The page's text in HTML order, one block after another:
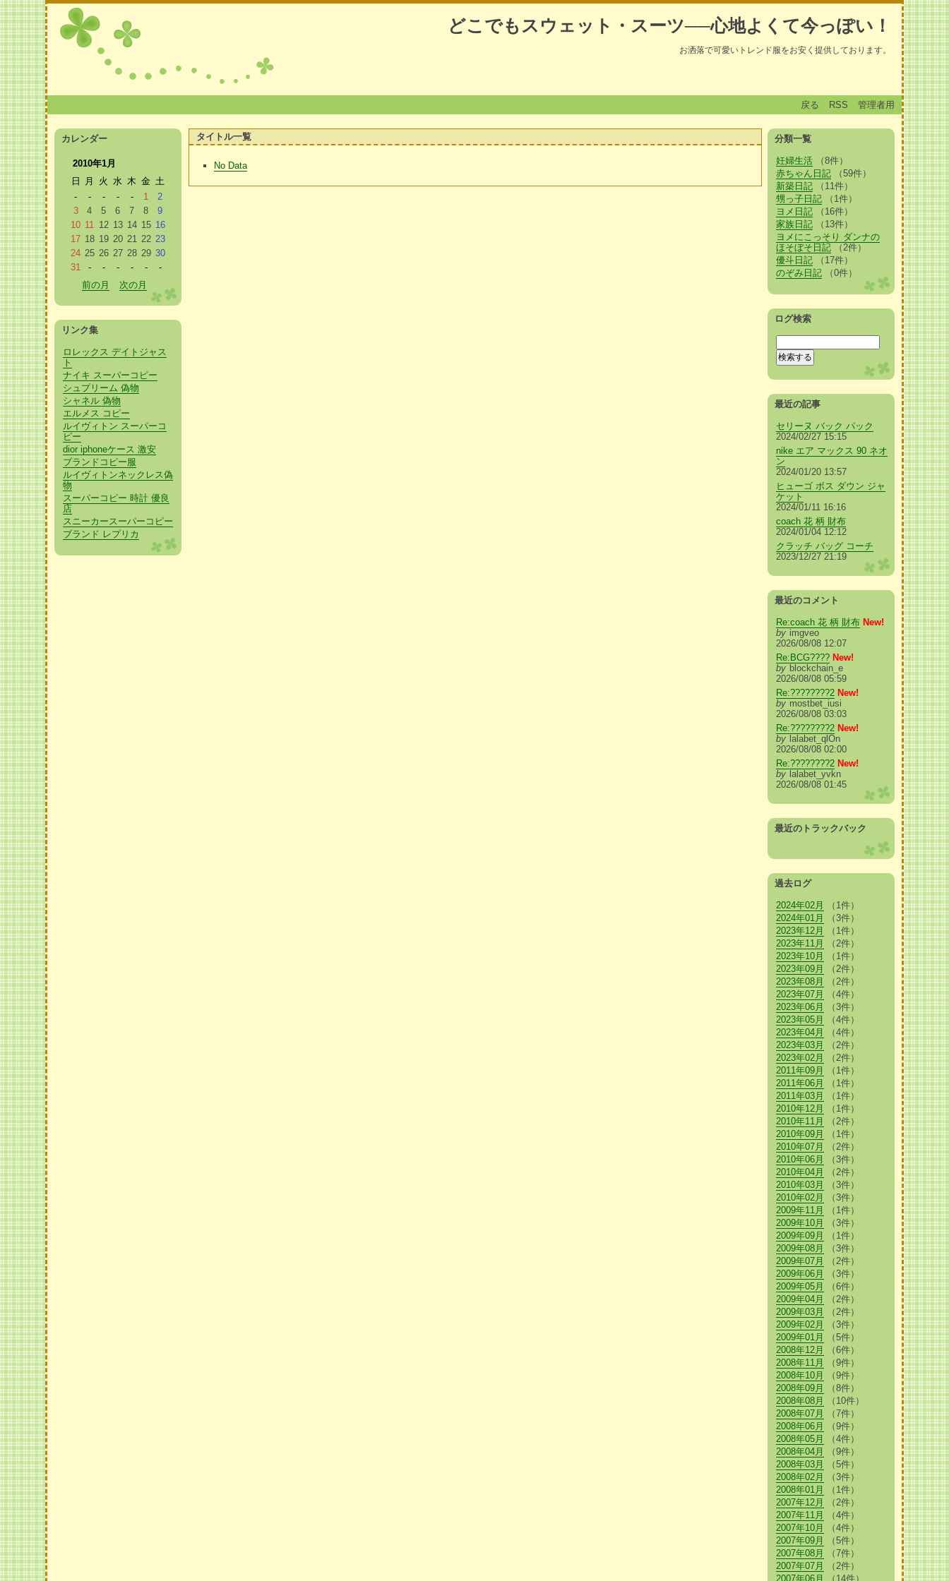
どこでもスウェット・スーツ──心地よくて今っぽい！
お洒落で可愛いトレンド服をお安く提供しております。
戻る RSS 管理者用
タイトル一覧
No Data
分類一覧
妊婦生活（8件）
赤ちゃん日記（59件）
新築日記（11件）
甥っ子日記（1件）
ヨメ日記（16件）
家族日記（13件）
ヨメにこっそり ダンナの
ほそぼそ日記（2件）
優斗日記（17件）
のぞみ日記（0件）
ログ検索
最近の記事
セリーヌ バック パック
2024/02/27 15:15
nike エア マックス 90 ネオ
ン
2024/01/20 13:57
ヒューゴ ボス ダウン ジャ
ケット
2024/01/11 16:16
coach 花 柄 財布
2024/01/04 12:12
クラッチ バッグ コーチ
2023/12/27 21:19
最近のコメント
Re:coach 花 柄 財布 New!
by imgveo
2026/08/08 12:07
Re:BCG???? New!
by blockchain_e
2026/08/08 05:59
Re:????????2 New!
by mostbet_iusi
2026/08/08 03:03
Re:????????2 New!
by lalabet_qlOn
2026/08/08 02:00
Re:????????2 New!
by lalabet_yvkn
2026/08/08 01:45
最近のトラックバック
過去ログ
2024年02月
（1件）
2024年01月
（3件）
2023年12月
（1件）
2023年11月
（2件）
2023年10月
（1件）
2023年09月
（2件）
2023年08月
（2件）
2023年07月
（4件）
2023年06月
（3件）
2023年05月
（4件）
2023年04月
（4件）
2023年03月
（2件）
2023年02月
（2件）
2011年09月
（1件）
2011年06月
（1件）
2011年03月
（1件）
2010年12月
（1件）
2010年11月
（2件）
2010年09月
（1件）
2010年07月
（2件）
2010年06月
（3件）
2010年04月
（2件）
2010年03月
（3件）
2010年02月
（3件）
2009年11月
（1件）
2009年10月
（3件）
2009年09月
（1件）
2009年08月
（3件）
2009年07月
（2件）
2009年06月
（3件）
2009年05月
（6件）
2009年04月
（2件）
2009年03月
（2件）
2009年02月
（3件）
2009年01月
（5件）
2008年12月
（6件）
2008年11月
（9件）
2008年10月
（9件）
2008年09月
（8件）
2008年08月
（10件）
2008年07月
（7件）
2008年06月
（9件）
2008年05月
（4件）
2008年04月
（9件）
2008年03月
（5件）
2008年02月
（3件）
2008年01月
（1件）
2007年12月
（2件）
2007年11月
（4件）
2007年10月
（4件）
2007年09月
（5件）
2007年08月
（7件）
2007年07月
（2件）
2007年06月
（14件）
カレンダー
2010年1月
日
月 火 水 木 金 土
-
- - - - 1
2
3
4 5 6 7 8
9
10 11 12 13 14 15 16
17 18 19 20 21 22 23
24 25 26 27 28 29 30
31
- - - - -
-
前の月
次の月
リンク集
ロレックス デイトジャス
ト
ナイキ スーパーコピー
シュプリーム 偽物
シャネル 偽物
エルメス コピー
ルイヴィトン スーパーコ
ピー
dior iphoneケース 激安
ブランドコピー服
ルイヴィトンネックレス偽
物
スーパーコピー 時計 優良
店
スニーカースーパーコピー
ブランド レプリカ